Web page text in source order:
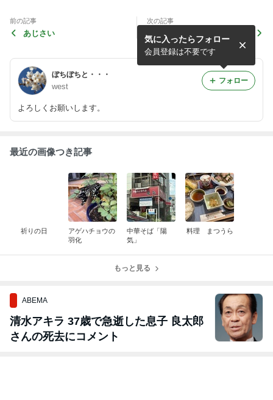
前の記事
あじさい
次の記事
ぼちぼちと・・・
west
よろしくお願いします。
気に入ったらフォロー
会員登録は不要です
フォロー
最近の画像つき記事
祈りの日
アゲハチョウの
羽化
中華そば「陽
気」
料理 まつうら
もっと見る
ABEMA
清水アキラ 37歳で急逝した息子 良太郎
さんの死去にコメント